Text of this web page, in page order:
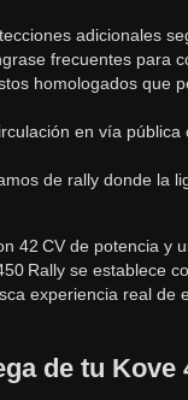
adicionales
frecuentes para
homologados que
en vía pública
de rally donde la
42 CV de potencia y
Rally se establece
experiencia real de
de tu Kove